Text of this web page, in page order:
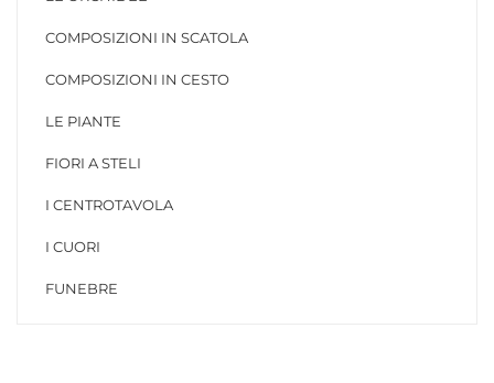
COMPOSIZIONI IN SCATOLA
COMPOSIZIONI IN CESTO
LE PIANTE
FIORI A STELI
I CENTROTAVOLA
I CUORI
FUNEBRE